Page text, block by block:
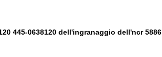
445-0638120 dell'ingranaggio dell'ncr 5886